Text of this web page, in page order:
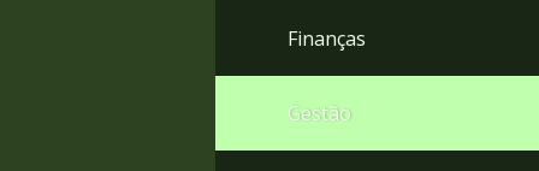
Finanças
Gestão